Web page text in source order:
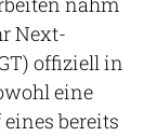
Next-
offiziell in
eine
bereits